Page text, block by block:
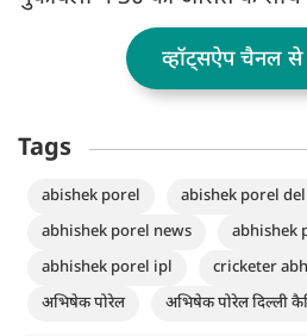
व्हॉट्सऐप चैनल
Tags
abishek porel
abishek porel
abhishek porel news
abhishek
abhishek porel ipl
cricketer
अभिषेक पोरेल
अभिषेक पोरेल दिल्ली